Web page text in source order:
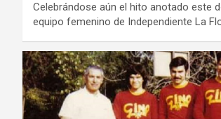
Celebrándose aún el hito anotado este
equipo femenino de Independiente La